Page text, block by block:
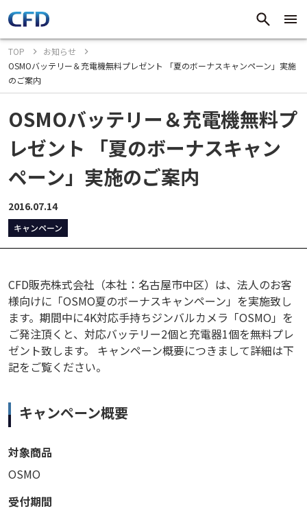
TOP
お知らせ
OSMOバッテリー＆充電機無料プレゼント 「夏のボーナスキャンペーン」実施
のご案内
OSMOバッテリー＆充電機無料プ
レゼント 「夏のボーナスキャン
ペーン」実施のご案内
2016.07.14
キャンペーン
CFD販売株式会社（本社：名古屋市中区）は、法人のお客
様向けに「OSMO夏のボーナスキャンペーン」を実施致し
ます。期間中に4K対応手持ちジンバルカメラ「OSMO」を
ご発注頂くと、対応バッテリー2個と充電器1個を無料プレ
ゼント致します。 キャンペーン概要につきまして詳細は下
記をご覧ください。
キャンペーン概要
対象商品
OSMO
受付期間